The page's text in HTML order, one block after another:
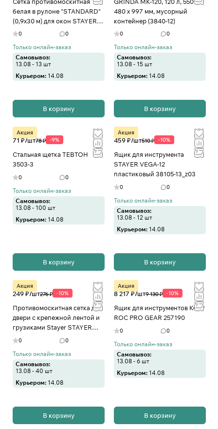
белая в рулоне "STANDARD"
(0,9х30 м) для окон STAYER
12525-09-30
0 0
Только онлайн-заказ
Самовывоз:
13.08 - 13 шт
Курьером: 14.08
В корзину
480 х 997 мм, мусорный
контейнер (3840-12)
0 0
Только онлайн-заказ
Самовывоз:
13.08 - 15 шт
Курьером: 14.08
В корзину
Акция
71 ₽/шт78 ₽ -9%
Стальная щетка ТЕВТОН
3503-3
0 0
Только онлайн-заказ
Самовывоз:
13.08 - 100 шт
Курьером: 14.08
В корзину
Акция
459 ₽/шт510 ₽ -10%
Ящик для инструмента
STAYER VEGA-12
пластиковый 38105-13_z03
0 0
Только онлайн-заказ
Самовывоз:
13.08 - 12 шт
Курьером: 14.08
В корзину
Акция
249 ₽/шт276 ₽ -10%
Противомоскитная сетка для
двери с крепежной лентой и
грузиками Stayer STAYER
COMFORT ПЭТ, серая, 1.
0 0
Только онлайн-заказ
Самовывоз:
13.08 - 40 шт
Курьером: 14.08
В корзину
Акция
8 217 ₽/шт9 130 ₽ -10%
Ящик для инструментов Keter
ROC PRO GEAR 257190
0 0
Только онлайн-заказ
Самовывоз:
13.08 - 6 шт
Курьером: 14.08
В корзину